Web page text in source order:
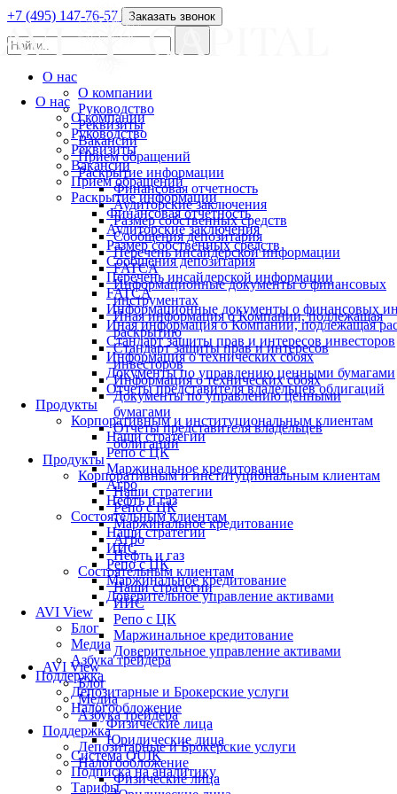
О нас
О компании
Руководство
Реквизиты
Вакансии
Прием обращений
Раскрытие информации
Финансовая отчетность
Аудиторские заключения
Размер собственных средств
Сообщения депозитария
Перечень инсайдерской информации
FATCA
Информационные документы о финансовых
Иная информация о Компании, подлежащая
Стандарт защиты прав и интересов инвесторов
Информация о технических сбоях
Документы по управлению ценными бумагами
Отчеты представителя владельцев облигаций
Продукты
Корпоративным и институциональным клиентам
Наши стратегии
Репо с ЦК
Маржинальное кредитование
Агро
Нефть и газ
Состоятельным клиентам
Наши стратегии
ИИС
Репо с ЦК
Маржинальное кредитование
Доверительное управление активами
AVI View
Блог
Медиа
Азбука трейдера
Поддержка
Депозитарные и Брокерские услуги
Налогообложение
Физические лица
Юридические лица
Система QUIK
Подписка на аналитику
Тарифы
+7 (495) 147-76-57 Заказать звонок
О нас
О компании
Руководство
Реквизиты
Вакансии
Прием обращений
Раскрытие информации
Финансовая отчетность
Аудиторские заключения
Размер собственных средств
Сообщения депозитария
Перечень инсайдерской информации
FATCA
Информационные документы о финансовых
инструментах
Иная информация о Компании, подлежащая
раскрытию
Стандарт защиты прав и интересов
инвесторов
Информация о технических сбоях
Документы по управлению ценными
бумагами
Отчеты представителя владельцев
облигаций
Продукты
Корпоративным и институциональным клиентам
Наши стратегии
Репо с ЦК
Маржинальное кредитование
Агро
Нефть и газ
Состоятельным клиентам
Наши стратегии
ИИС
Репо с ЦК
Маржинальное кредитование
Доверительное управление активами
AVI View
Блог
Медиа
Азбука трейдера
Поддержка
Депозитарные и Брокерские услуги
Налогообложение
Физические лица